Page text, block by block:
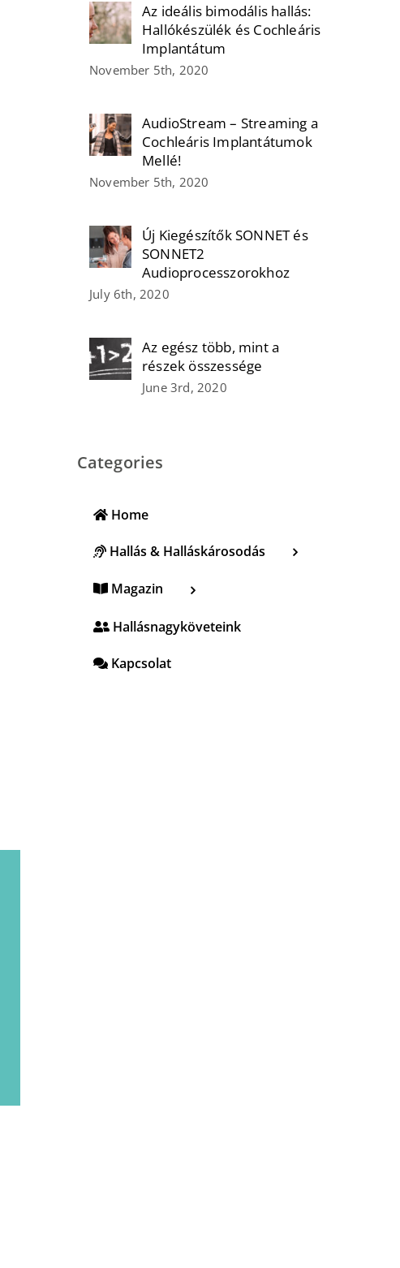
Az ideális bimodális hallás:
Hallókészülék és Cochleáris
Implantátum
November 5th, 2020
AudioStream – Streaming a
Cochleáris Implantátumok
Mellé!
November 5th, 2020
Új Kiegészítők SONNET és
SONNET2
Audioprocesszorokhoz
July 6th, 2020
Az egész több, mint a
részek összessége
June 3rd, 2020
Categories
Home
Hallás & Halláskárosodás
Magazin
Hallásnagyköveteink
Kapcsolat